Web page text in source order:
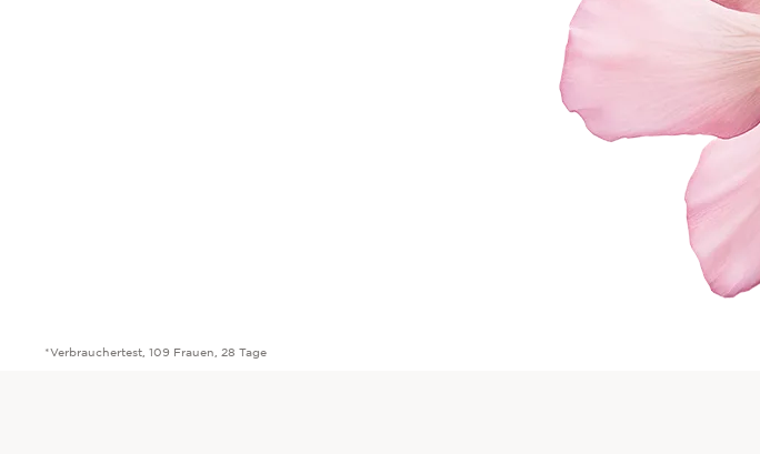
*Verbrauchertest, 109 Frauen, 28 Tage